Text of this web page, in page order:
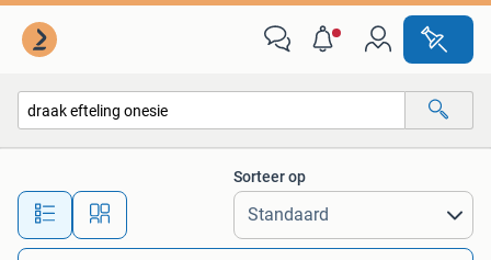
Alle afstanden…
Sorteer op